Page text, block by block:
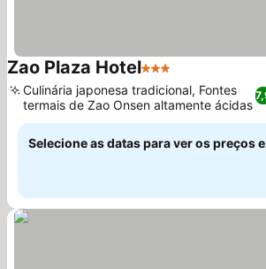
Zao Plaza Hotel3 Estrelas
Culinária japonesa tradicional, Fontes
termais de Zao Onsen altamente ácidas
Selecione as datas para ver os preços